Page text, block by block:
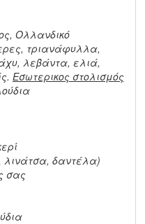
Ολλανδικό
τριανάφυλλα,
λεβάντα, ελιά,
Εσωτερικος στολισμός
δαντέλα)
σας